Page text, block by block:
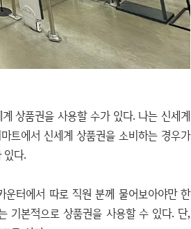
상품권을 사용할 수가 있다. 나는 신세계
트에서 신세계 상품권을 소비하는 경우가
있다.
터에서 따로 직원 분께 물어보아야만 한
기본적으로 상품권을 사용할 수 있다. 단,